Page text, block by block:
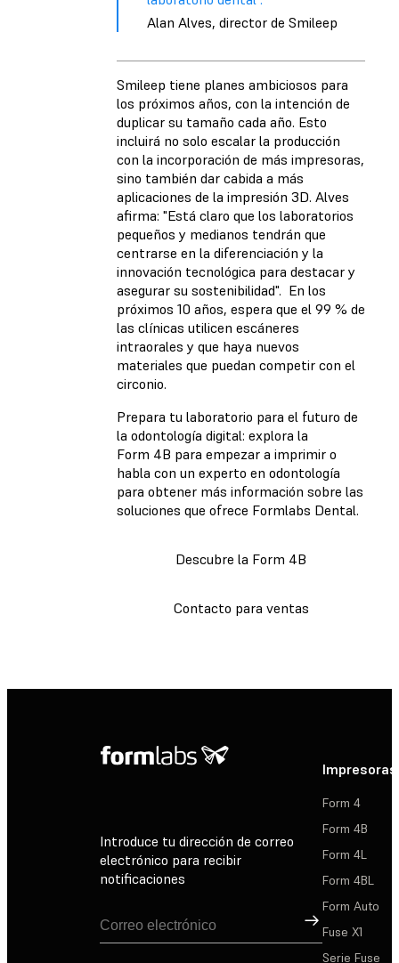
Alan Alves, director de Smileep
Smileep tiene planes ambiciosos para
los próximos años, con la intención de
duplicar su tamaño cada año. Esto
incluirá no solo escalar la producción
con la incorporación de más impresoras,
sino también dar cabida a más
aplicaciones de la impresión 3D. Alves
afirma: "Está claro que los laboratorios
pequeños y medianos tendrán que
centrarse en la diferenciación y la
innovación tecnológica para destacar y
asegurar su sostenibilidad". En los
próximos 10 años, espera que el 99 % de
las clínicas utilicen escáneres
intraorales y que haya nuevos
materiales que puedan competir con el
circonio.
Prepara tu laboratorio para el futuro de
la odontología digital: explora la
Form 4B para empezar a imprimir o
habla con un experto en odontología
para obtener más información sobre las
soluciones que ofrece Formlabs Dental.
Descubre la Form 4B
Contacto para ventas
Introduce tu dirección de correo
electrónico para recibir
notificaciones
Suscribirse
Impresoras
Form 4
Form 4B
Form 4L
Form 4BL
Form Auto
Fuse X1
Serie Fuse